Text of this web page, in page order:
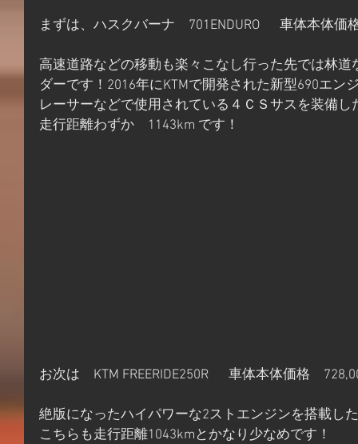
まずは、ハスクバーナ　701ENDURO  　車体本体価
高速道路などの移動も楽々こなし行った先では林
ダーです！2016年にKTMで開発された新型690エン
レーサーなどで使用されている４ＣＳサスを装備し
走行距離わずか　1143km です！
お次は　KTM FREERIDE250R  　車体本体価格　
絶版になったハイパワーな2ストエンジンを搭載した
こちらも走行距離1043kmとかなり少なめです！